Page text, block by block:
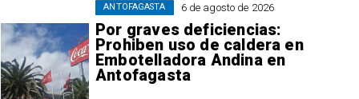
6 de agosto de 2026
Por graves deficiencias:
Prohiben uso de caldera en
Embotelladora Andina en
Antofagasta
ANTOFAGASTA